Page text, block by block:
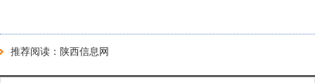
推荐阅读： 陕西信息网